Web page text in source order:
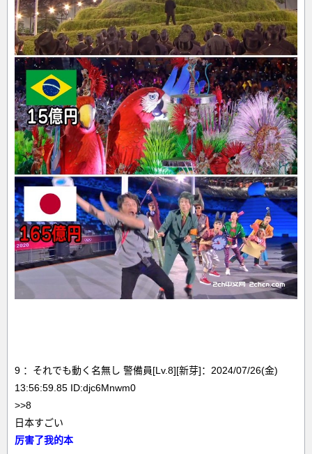
9 ：それでも動く名無し 警備員[Lv.8][新芽]：2024/07/26(金)
13:56:59.85 ID:djc6Mnwm0
>>8
日本すごい
厉害了我的本